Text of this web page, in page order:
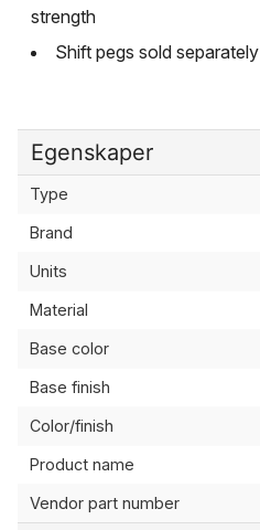
strength
Shift pegs sold separately
Egenskaper
Type
Brand
Units
Material
Base color
Base finish
Color/finish
Product name
Vendor part number